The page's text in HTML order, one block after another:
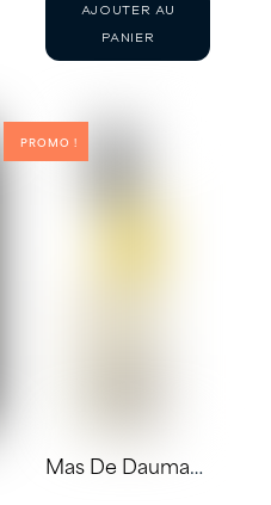
AJOUTER AU
PANIER
PROMO !
Mas De Daumas Gassac 2022